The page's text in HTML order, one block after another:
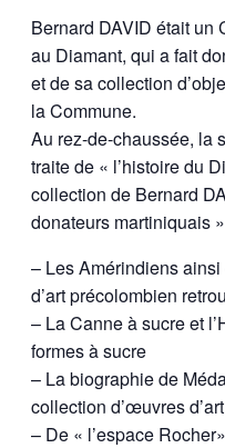
Bernard DAVID était un
au Diamant, qui a fait
et de sa collection
la Commune.
Au rez-de-chaussée, la
traite de « l’histoire du
collection de Bernard
donateurs martiniquais
– Les Amérindiens
d’art précolombien
– La Canne à sucre et
formes à sucre
– La biographie de
collection d’œuvres
– De « l’espace